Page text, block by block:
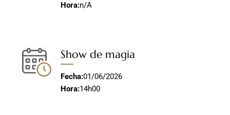
Hora:n/A
Show de magia
Fecha:01/06/2026
Hora:14h00